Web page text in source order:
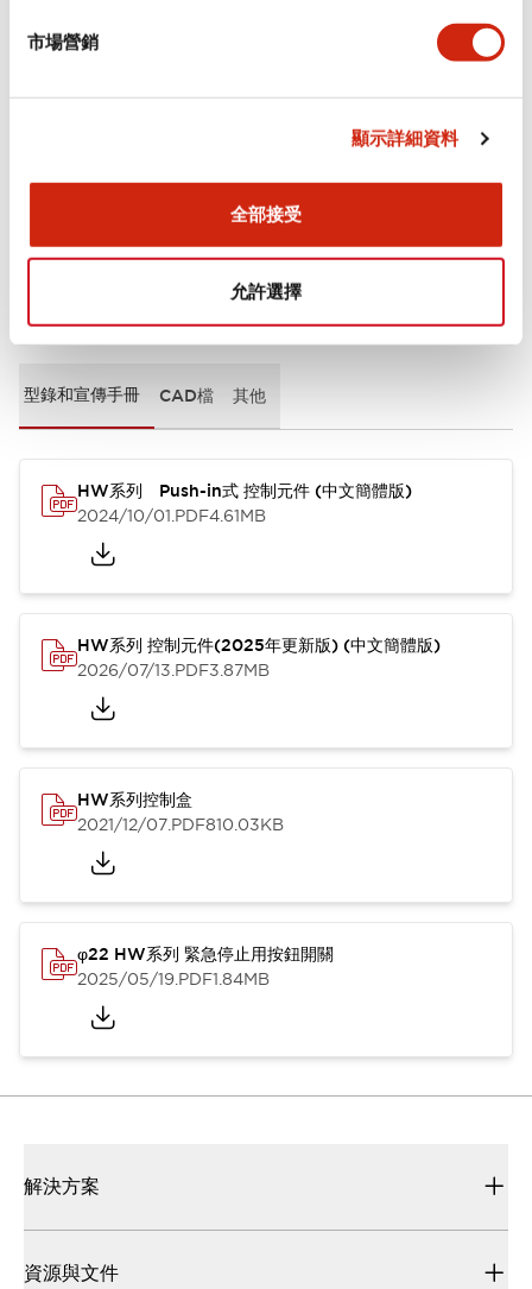
市場營銷
顯示詳細資料
全部接受
允許選擇
功能規格
型錄和宣傳手冊 CAD檔 其他
HW系列 Push-in式 控制元件 (中文簡體版)
2024/10/01.PDF4.61MB
HW系列 控制元件(2025年更新版) (中文簡體版)
2026/07/13.PDF3.87MB
HW系列控制盒
2021/12/07.PDF810.03KB
φ22 HW系列 緊急停止用按鈕開關
2025/05/19.PDF1.84MB
解決方案
資源與文件